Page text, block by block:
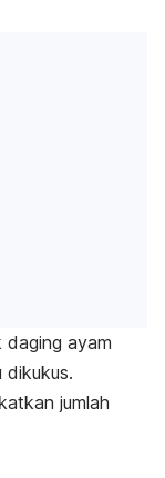
daging ayam
dikukus.
jumlah